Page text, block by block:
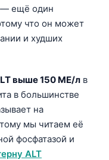
— ещё один
что он может
и худших
выше 150 МЕ/л в
в большинстве
на
мы читаем её
фосфатазой и
ALT